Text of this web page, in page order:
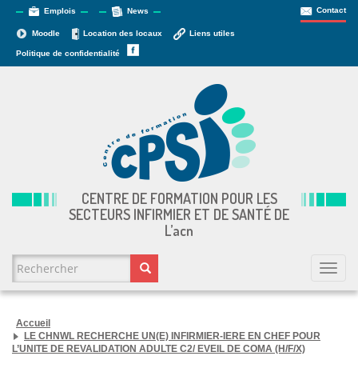
Emplois News
Moodle Location des locaux Liens utiles
Politique de confidentialité
Contact
CENTRE DE FORMATION POUR LES
SECTEURS INFIRMIER ET DE SANTÉ DE
L’acn
FORMULAIRE DE RECHERCHE
Rechercher
Accueil
LE CHNWL RECHERCHE UN(E) INFIRMIER-IERE EN CHEF POUR
L’UNITE DE REVALIDATION ADULTE C2/ EVEIL DE COMA (H/F/X)